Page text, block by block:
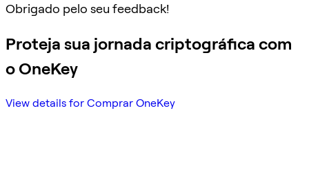
Obrigado pelo seu feedback!
Proteja sua jornada criptográfica com
o OneKey
View details for Comprar OneKey